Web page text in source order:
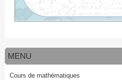
MENU
Cours de mathématiques